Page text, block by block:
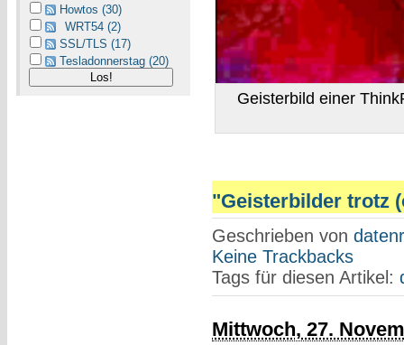
Howtos (30)
WRT54 (2)
SSL/TLS (17)
Tesladonnerstag (20)
Geisterbild einer
"Geisterbilder trotz
Geschrieben von
Keine Trackbacks
Tags für diesen Artikel:
Mittwoch, 27.